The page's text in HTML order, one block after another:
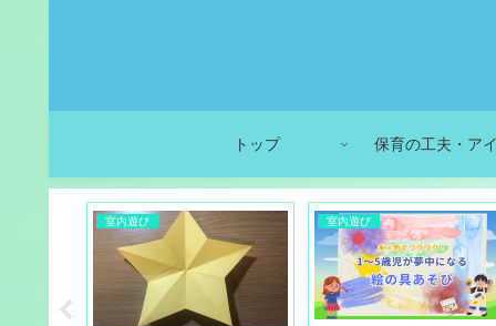
トップ 保育の工夫・ア
室内遊び 室内遊び